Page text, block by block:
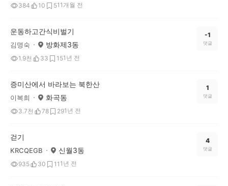
384 10 511개월 전
운동하고간식비벌기
김명숙 방화제3동
1.9천 33 151년 전
-1
댓글
증미산에서 바라보는 북한산
이복희 화곡동
3.7천 78 291년 전
1
댓글
걷기
KRCQEGB 신월3동
935 30 11 1년 전
4
댓글